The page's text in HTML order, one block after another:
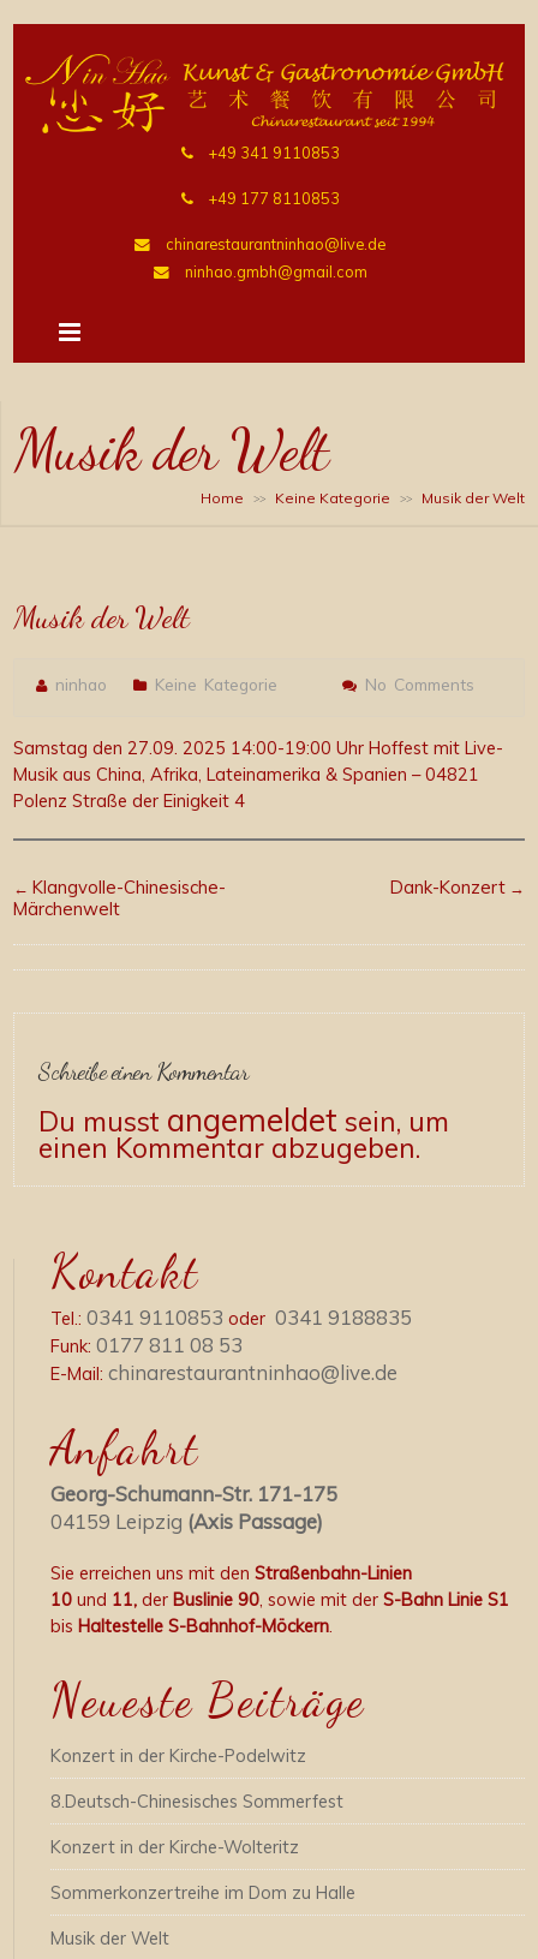
+49 341 9110853
+49 177 8110853
chinarestaurantninhao@live.de
ninhao.gmbh@gmail.com
Musik der Welt
Home >> Keine Kategorie >> Musik der Welt
Musik der Welt
ninhao Keine Kategorie No Comments
Samstag den 27.09. 2025 14:00-19:00 Uhr Hoffest mit Live-
Musik aus China, Afrika, Lateinamerika & Spanien – 04821
Polenz Straße der Einigkeit 4
← Klangvolle-Chinesische-
Märchenwelt
Dank-Konzert→
Schreibe einen Kommentar
Du musst angemeldet sein, um
einen Kommentar abzugeben.
Kontakt
Tel.:0341 9110853 oder0341 9188835
Funk:0177 811 08 53
E-Mail:chinarestaurantninhao@live.de
Anfahrt
Georg-Schumann-Str. 171-175
04159 Leipzig (Axis Passage)
Sie erreichen uns mit denStraßenbahn-Linien
10und 11,derBuslinie 90, sowie mit derS-Bahn Linie S1
bisHaltestelle S-Bahnhof-Möckern.
Neueste Beiträge
Konzert in der Kirche-Podelwitz
8.Deutsch-Chinesisches Sommerfest
Konzert in der Kirche-Wolteritz
Sommerkonzertreihe im Dom zu Halle
Musik der Welt